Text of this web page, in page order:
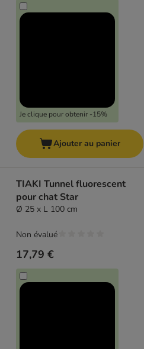
Je clique pour obtenir -15%
Ajouter au panier
TIAKI Tunnel fluorescent
pour chat Star
Ø 25 x L 100 cm
17,79 €
Non évalué